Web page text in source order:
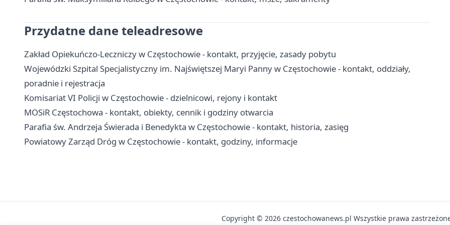
Przydatne dane teleadresowe
Zakład Opiekuńczo-Leczniczy w Częstochowie - kontakt, przyjęcie, zasady pobytu
Wojewódzki Szpital Specjalistyczny im. Najświętszej Maryi Panny w Częstochowie - kontakt, oddziały,
poradnie i rejestracja
Komisariat VI Policji w Częstochowie - dzielnicowi, rejony i kontakt
MOSiR Częstochowa - kontakt, obiekty, cennik i godziny otwarcia
Parafia św. Andrzeja Świerada i Benedykta w Częstochowie - kontakt, historia, zasięg
Powiatowy Zarząd Dróg w Częstochowie - kontakt, godziny, informacje
Copyright © 2026 czestochowanews.pl Wszystkie prawa